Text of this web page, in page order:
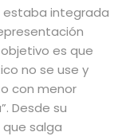
estaba integrada
es que
no se use y
con menor
Desde su
salga